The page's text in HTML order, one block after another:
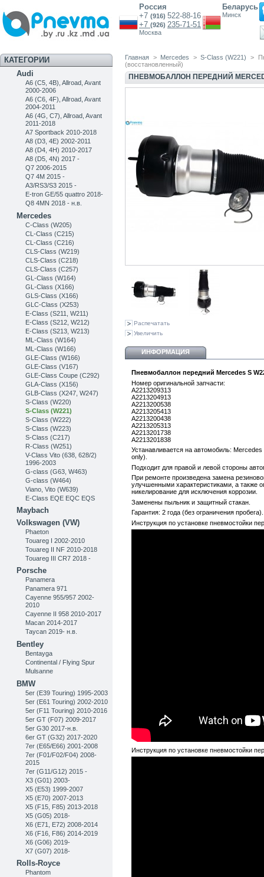
Россия
+7 (916) 522-88-16
+7 (926) 235-71-51
Москва
Беларусь
Минск
КАТЕГОРИИ
Audi
A6 (C5, 4B), Allroad, Avant
2000-2006
A6 (C6, 4F), Allroad, Avant
2004-2011
A6 (4G, C7), Allroad, Avant
2011-2018
A7 Sportback 2010-2018
A8 (D3, 4E) 2002-2011
A8 (D4, 4H) 2010-2017
A8 (D5, 4N) 2017 -
Q7 2006-2015
Q7 4M 2015 -
A3/RS3/S3 2015 -
E-tron GE/55 quattro 2018-
Q8 4MN 2018 - н.в.
Mercedes
C-Class (W205)
CL-Class (C215)
CL-Class (C216)
CLS-Class (W219)
CLS-Class (C218)
CLS-Class (C257)
GL-Class (W164)
GL-Class (X166)
GLS-Class (X166)
GLC-Class (X253)
Е-Class (S211, W211)
E-Class (S212, W212)
E-Class (S213, W213)
ML-Class (W164)
ML-Class (W166)
GLE-Class (W166)
GLE-Class (V167)
GLE-Class Coupe (C292)
GLA-Class (X156)
GLB-Class (X247, W247)
S-Class (W220)
S-Class (W221)
S-Class (W222)
S-Class (W223)
S-Class (C217)
R-Class (W251)
V-Class Vito (638, 628/2)
1996-2003
G-class (G63, W463)
G-class (W464)
Viano, Vito (W639)
E-Class EQE EQC EQS
Maybach
Volkswagen (VW)
Phaeton
Touareg I 2002-2010
Touareg II NF 2010-2018
Touareg III CR7 2018 -
Porsche
Panamera
Panamera 971
Cayenne 955/957 2002-
2010
Cayenne II 958 2010-2017
Macan 2014-2017
Taycan 2019- н.в.
Bentley
Bentayga
Continental / Flying Spur
Mulsanne
BMW
5er (E39 Touring) 1995-2003
5er (E61 Touring) 2002-2010
5er (F11 Touring) 2010-2016
5er GT (F07) 2009-2017
5er G30 2017-н.в.
6er GT (G32) 2017-2020
7er (E65/E66) 2001-2008
7er (F01/F02/F04) 2008-
2015
7er (G11/G12) 2015 -
X3 (G01) 2003-
X5 (E53) 1999-2007
X5 (E70) 2007-2013
X5 (F15, F85) 2013-2018
X5 (G05) 2018-
X6 (E71, E72) 2008-2014
X6 (F16, F86) 2014-2019
X6 (G06) 2019-
X7 (G07) 2018-
Rolls-Royce
Phantom
Главная > Mercedes > S-Class (W221) >
(восстановленный)
ПНЕВМОБАЛЛОН ПЕРЕДНИЙ
Распечатать
Увеличить
ИНФОРМАЦИЯ
Пневмобаллон передний Mercedes S
Номер оригинальной запчасти:
A2213209313
A2213204913
A2213200538
A2213205413
A2213200438
A2213205313
A2213201738
A2213201838
Устанавливается на автомобиль: Mercedes
only).
Подходит для правой и левой стороны
При ремонте произведена замена
улучшенными характеристиками , а
никелирование для исключения коррозии .
Заменены пыльник и защитный стакан.
Гарантия: 2 года (без ограничения пробега).
Инструкция по установке пневмостойки
Инструкция по установке пневмостойки